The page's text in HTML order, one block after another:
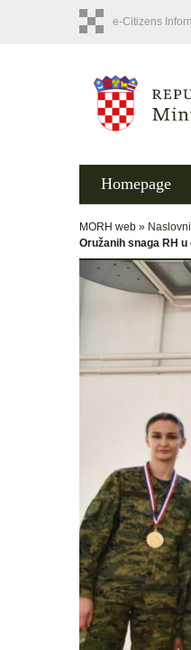
e-Citizens
Homepage
MORH web »
Oružanih snaga RH u